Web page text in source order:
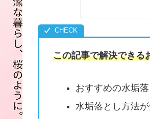
この記事で解決できる
おすすめの水垢
水垢落とし方法